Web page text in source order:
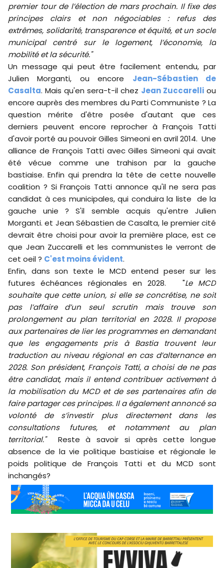
premier tour de l’élection de mars prochain. Il fixe des
principes clairs et non négociables : refus des
extrêmes, solidarité, transparence et équité, et un socle
municipal centré sur le logement, l’économie, la
mobilité et la sécurité."
Un message qui peut être facilement entendu, par
Julien Morganti, ou encore Jean-Sébastien de
Casalta. Mais qu'en sera-t-il chez Jean Zuccarelli ou
encore auprès des membres du Parti Communiste ? La
question mérite d'être posée d'autant que ces
derniers peuvent encore reprocher à François Tatti
d'avoir porté au pouvoir Gilles Simeoni en avril 2014. Une
alliance de François Tatti avec Gilles Simeoni qui avait
été vécue comme une trahison par la gauche
bastiaise. Enfin qui prendra la tête de cette nouvelle
coalition ? Si François Tatti annonce qu'il ne sera pas
candidat à ces municipales, qui conduira la liste de la
gauche unie ? S'il semble acquis qu'entre Julien
Morganti. et Jean Sébastien de Casalta, le premier cité
devrait être choisi pour avoir la première place, est ce
que Jean Zuccarelli et les communistes le verront de
cet oeil ? C'est moins évident.
Enfin, dans son texte le MCD entend peser sur les
futures échéances régionales en 2028. "Le MCD
souhaite que cette union, si elle se concrétise, ne soit
pas l’affaire d’un seul scrutin mais trouve son
prolongement au plan territorial en 2028. Il propose
aux partenaires de lier les programmes en demandant
que les engagements pris à Bastia trouvent leur
traduction au niveau régional en cas d’alternance en
2028. Son président, François Tatti, a choisi de ne pas
être candidat, mais il entend contribuer activement à
la mobilisation du MCD et de ses partenaires afin de
faire partager ces principes. Il a également annoncé sa
volonté de s’investir plus directement dans les
consultations futures, et notamment au plan
territorial." Reste à savoir si après cette longue
absence de la vie politique bastiaise et régionale le
poids politique de François Tatti et du MCD sont
inchangés?